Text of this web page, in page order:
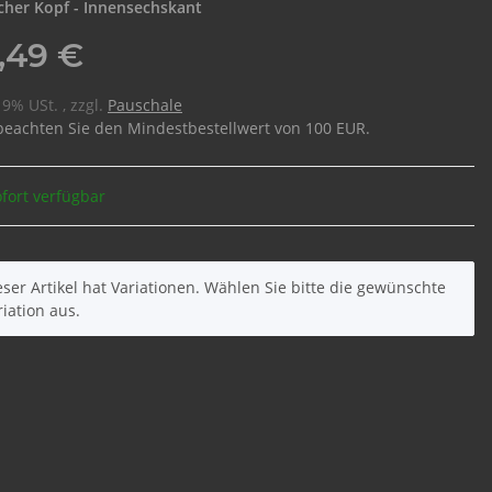
Kopf - Innensechskant
€
USt. , zzgl. Pauschale
Sie den Mindestbestellwert von 100 EUR.
verfügbar
Artikel hat Variationen. Wählen Sie bitte die gewünschte
aus.